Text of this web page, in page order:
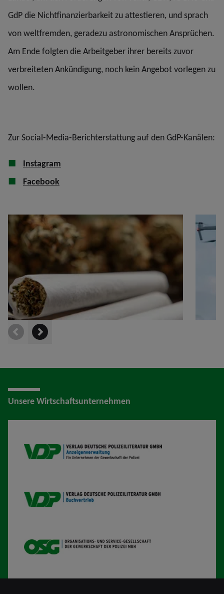
GdP die Nichtfinanzierbarkeit zu attestieren, und sprach
von weltfremden, geradezu astronomischen Ansprüchen.
Am Ende folgten die Arbeitgeber ihrer bereits zuvor
verbreiteten Ankündigung, noch kein Angebot vorlegen zu
wollen.
Zur Social-Media-Berichterstattung auf den GdP-Kanälen:
Instagram
Facebook
prev next
Unsere Wirtschaftsunternehmen
VDP AV
VDP B
OSG